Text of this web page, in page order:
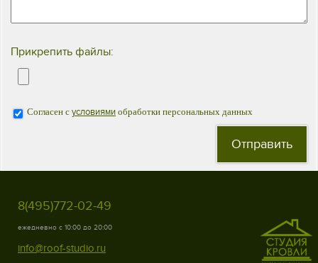
Прикрепить файлы:
Согласен с условиями обработки персональных данных
8(495)772-02-49
ежедневно с 10:00 до 20:00
info@roof-studio.ru